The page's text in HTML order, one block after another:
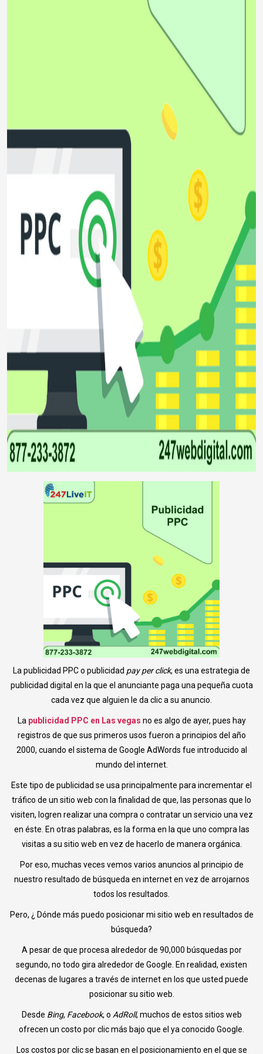
La publicidad PPC o publicidad pay per click, es una estrategia de
publicidad digital en la que el anunciante paga una pequeña cuota
cada vez que alguien le da clic a su anuncio.
La publicidad PPC en Las vegas no es algo de ayer, pues hay
registros de que sus primeros usos fueron a principios del año
2000, cuando el sistema de Google AdWords fue introducido al
mundo del internet.
Este tipo de publicidad se usa principalmente para incrementar el
tráfico de un sitio web con la finalidad de que, las personas que lo
visiten, logren realizar una compra o contratar un servicio una vez
en éste. En otras palabras, es la forma en la que uno compra las
visitas a su sitio web en vez de hacerlo de manera orgánica.
Por eso, muchas veces vemos varios anuncios al principio de
nuestro resultado de búsqueda en internet en vez de arrojarnos
todos los resultados.
Pero, ¿ Dónde más puedo posicionar mi sitio web en resultados de
búsqueda?
A pesar de que procesa alrededor de 90,000 búsquedas por
segundo, no todo gira alrededor de Google. En realidad, existen
decenas de lugares a través de internet en los que usted puede
posicionar su sitio web.
Desde Bing, Facebook, o AdRoll, muchos de estos sitios web
ofrecen un costo por clic más bajo que el ya conocido Google.
Los costos por clic se basan en el posicionamiento en el que se